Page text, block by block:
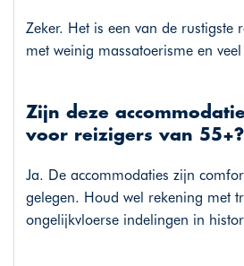
Zeker. Het is een van de rustigste
met weinig massatoerisme en
Zijn deze
voor reizigers van 55+?
Ja. De accommodaties zijn
gelegen. Houd wel rekening met
ongelijkvloerse indelingen in